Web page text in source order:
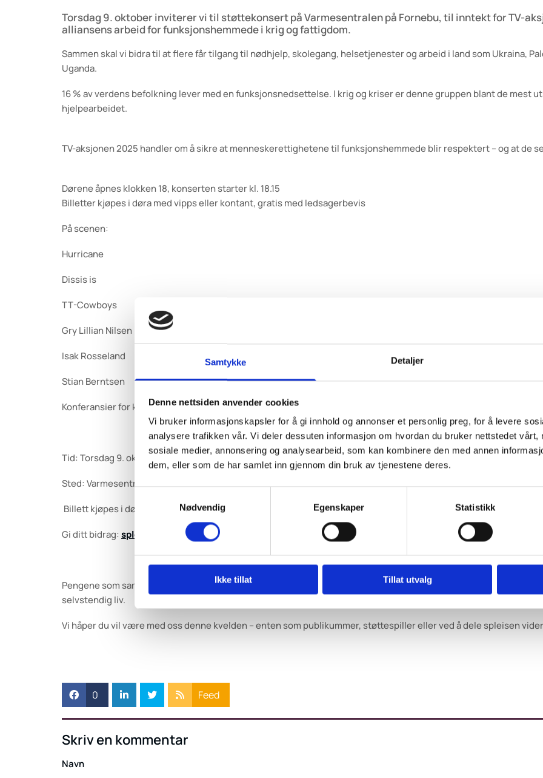
Samtykke Detaljer
Denne nettsiden anvender cookies
Vi bruker informasjonskapsler for å gi innhold og annonser et personlig preg, for å levere
analysere trafikken vår. Vi deler dessuten informasjon om hvordan du bruker nettstedet vårt,
sosiale medier, annonsering og analysearbeid, som kan kombinere den med annen
dem, eller som de har samlet inn gjennom din bruk av tjenestene deres.
Nødvendig
Egenskaper Statistikk
Ikke tillat Tillat utvalg
Torsdag 9. oktober inviterer vi til støttekonsert på Varmesentralen på Fornebu, til inntekt for TV-
alliansens arbeid for funksjonshemmede i krig og fattigdom.
Sammen skal vi bidra til at flere får tilgang til nødhjelp, skolegang, helsetjenester og arbeid i land som Ukraina,
Uganda.
16 % av verdens befolkning lever med en funksjonsnedsettelse. I krig og kriser er denne gruppen blant de mest
hjelpearbeidet.
TV-aksjonen 2025 handler om å sikre at menneskerettighetene til funksjonshemmede blir respektert – og at de
Dørene åpnes klokken 18, konserten starter kl. 18.15
Billetter kjøpes i døra med vipps eller kontant, gratis med ledsagerbevis
På scenen:
Hurricane
Dissis is
TT-Cowboys
Gry Lillian Nilsen
Isak Rosseland
Stian Berntsen
Konferansier for kvelden: Dean Erik Andersen og Samuel Lewis
Tid: Torsdag 9. oktober kl. 18.00
Sted: Varmesentralen, Fornebu
️ Billett kjøpes i døren, 150,-
Gi ditt bidrag: spleis.no/dissimilis
Pengene som samles inn går til livsviktige hjelpemidler som rullestoler og blindestokker, utdanning og
selvstendig liv.
Vi håper du vil være med oss denne kvelden – enten som publikummer, støttespiller eller ved å dele spleisen
0 Feed
Skriv en kommentar
Navn